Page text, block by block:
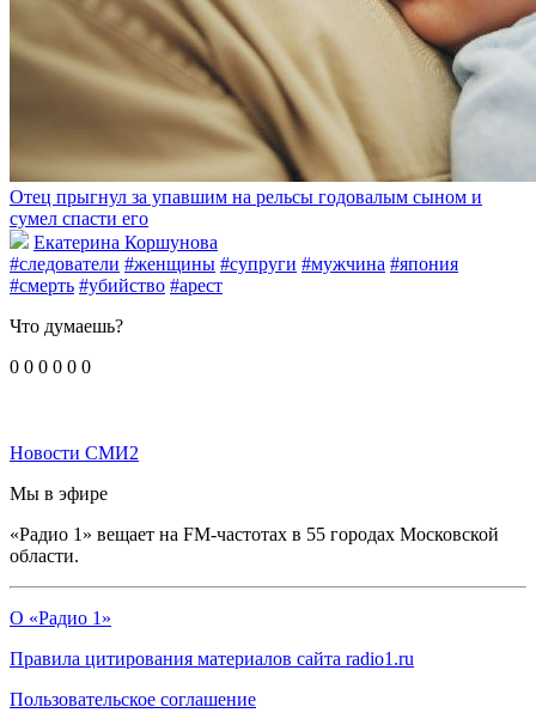
Отец прыгнул за упавшим на рельсы годовалым сыном и
сумел спасти его
Екатерина Коршунова
#следователи #женщины #супруги #мужчина #япония
#смерть #убийство #арест
Что думаешь?
0 0 0 0 0 0
Новости СМИ2
Мы в эфире
«Радио 1» вещает на FM-частотах в 55 городах Московской
области.
О «Радио 1»
Правила цитирования материалов сайта radio1.ru
Пользовательское соглашение